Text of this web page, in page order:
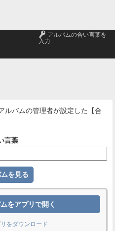
🔑 アルバムの合い言葉を
入力
ルバムの管理者が設定した【合
言葉
をアプリで開く
をダウンロード